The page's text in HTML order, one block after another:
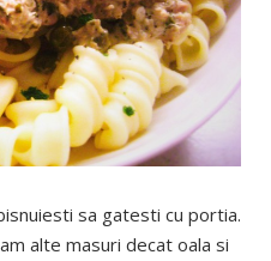
sa gatesti cu portia.
alte masuri decat oala si